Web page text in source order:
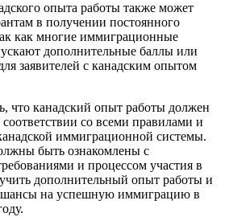
опыта работы также может
в получении постоянного
как многие иммиграционные
дополнительные баллы или
заявителей с канадским опытом
что канадский опыт работы должен
со всеми правилами и
иммиграционной системы.
быть ознакомлены с
и процессом участия в
дополнительный опыт работы и
шансы на успешную иммиграцию в